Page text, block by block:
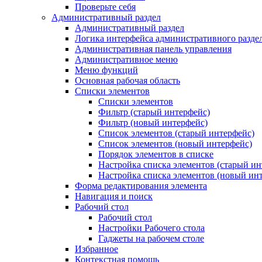
Проверьте себя
Административный раздел
Административный раздел
Логика интерфейса административного
Административная панель управления
Административное меню
Меню функций
Основная рабочая область
Списки элементов
Списки элементов
Фильтр (старый интерфейс)
Фильтр (новый интерфейс)
Список элементов (старый интерфейс)
Список элементов (новый интерфейс)
Порядок элементов в списке
Настройка списка элементов (старый
Настройка списка элементов (новый
Форма редактирования элемента
Навигация и поиск
Рабочий стол
Рабочий стол
Настройки Рабочего стола
Гаджеты на рабочем столе
Избранное
Контекстная помощь